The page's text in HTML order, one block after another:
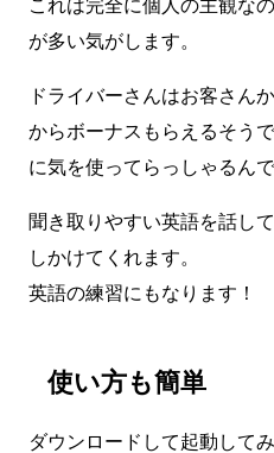
これは完全に個人の主観な
が多い気がします。
ドライバーさんはお客さん
からボーナスもらえるそう
に気を使ってらっしゃるんで
聞き取りやすい英語を話し
しかけてくれます。
英語の練習にもなります！
使い方も簡単
ダウンロードして起動して